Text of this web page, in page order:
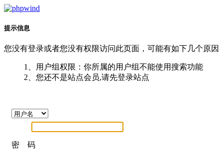
提示信息
您没有登录或者您没有权限访问此页面，可能有如下几个原因
1、用户组权限：你所属的用户组不能使用搜索功能
2、您还不是站点会员,请先登录站点
密 码